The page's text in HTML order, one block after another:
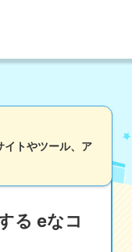
聞く
トやツール、 ア
る eなコ